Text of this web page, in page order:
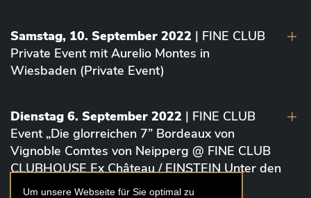
Um unsere Webseite für Sie optimal zu
Samstag, 10. September 2022 | FINE CLUB
Private Event mit Aurelio Montes in
Wiesbaden (Private Event)
Dienstag 6. September 2022 | FINE CLUB
Event „Die glorreichen 7” Bordeaux von
Vignoble Comtes von Neipperg @ FINE CLUB
CLUBHOUSE Ex Château / EINSTEIN Unter den
Linden (Berlin)